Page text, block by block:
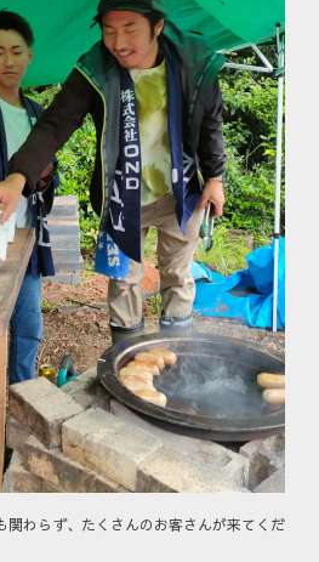
関わらず、たくさんのお客さんが来てくだ